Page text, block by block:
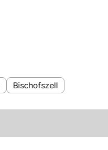
Bischofszell